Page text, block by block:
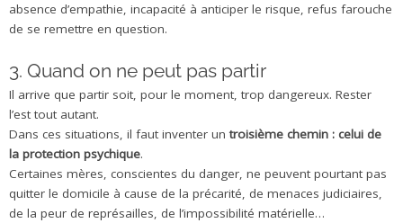
absence d’empathie, incapacité à anticiper le risque, refus farouche
de se remettre en question.
3. Quand on ne peut pas partir
Il arrive que partir soit, pour le moment, trop dangereux. Rester
l’est tout autant.
Dans ces situations, il faut inventer untroisième chemin : celui de
la protection psychique.
Certaines mères, conscientes du danger, ne peuvent pourtant pas
quitter le domicile à cause de la précarité, de menaces judiciaires,
de la peur de représailles, de l’impossibilité matérielle…